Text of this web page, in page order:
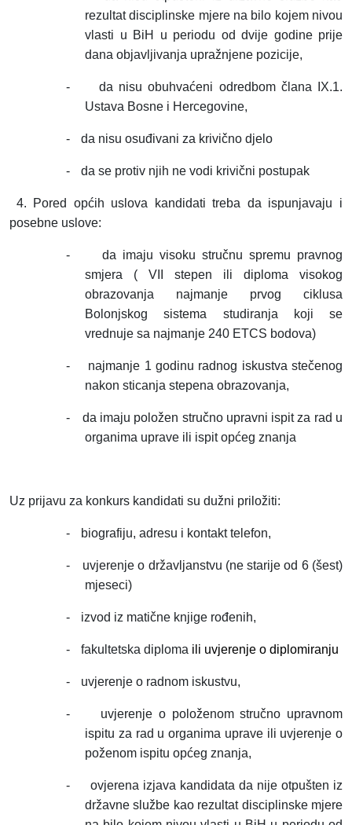
rezultat disciplinske mjere na bilo kojem nivou
vlasti u BiH u periodu od dvije godine prije
dana objavljivanja upražnjene pozicije,
-
da nisu obuhvaćeni odredbom člana IX.1.
Ustava Bosne i Hercegovine,
- da nisu osuđivani za krivično djelo
- da se protiv njih ne vodi krivični postupak
4. Pored općih uslova kandidati treba da ispunjavaju i
posebne uslove:
-
da imaju visoku stručnu spremu pravnog
smjera ( VII stepen ili diploma visokog
obrazovanja najmanje prvog ciklusa
Bolonjskog sistema studiranja koji se
vrednuje sa najmanje 240 ETCS bodova)
-
najmanje 1 godinu radnog iskustva stečenog
nakon sticanja stepena obrazovanja,
-
da imaju položen stručno upravni ispit za rad u
organima uprave ili ispit općeg znanja
Uz prijavu za konkurs kandidati su dužni priložiti:
- biografiju, adresu i kontakt telefon,
-
uvjerenje o državljanstvu (ne starije od 6 (šest)
mjeseci)
- izvod iz matične knjige rođenih,
- fakultetska diploma ili uvjerenje o diplomiranju
- uvjerenje o radnom iskustvu,
-
uvjerenje o položenom stručno upravnom
ispitu za rad u organima uprave ili uvjerenje o
poženom ispitu općeg znanja,
-
ovjerena izjava kandidata da nije otpušten iz
državne službe kao rezultat disciplinske mjere